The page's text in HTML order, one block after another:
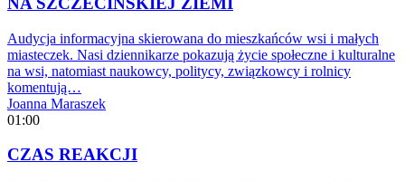
Audycja informacyjna skierowana do mieszkańców wsi i małych
miasteczek. Nasi dziennikarze pokazują życie społeczne i kulturalne
na wsi, natomiast naukowcy, politycy, związkowcy i rolnicy
komentują…
Joanna Maraszek
01:00
CZAS REAKCJI